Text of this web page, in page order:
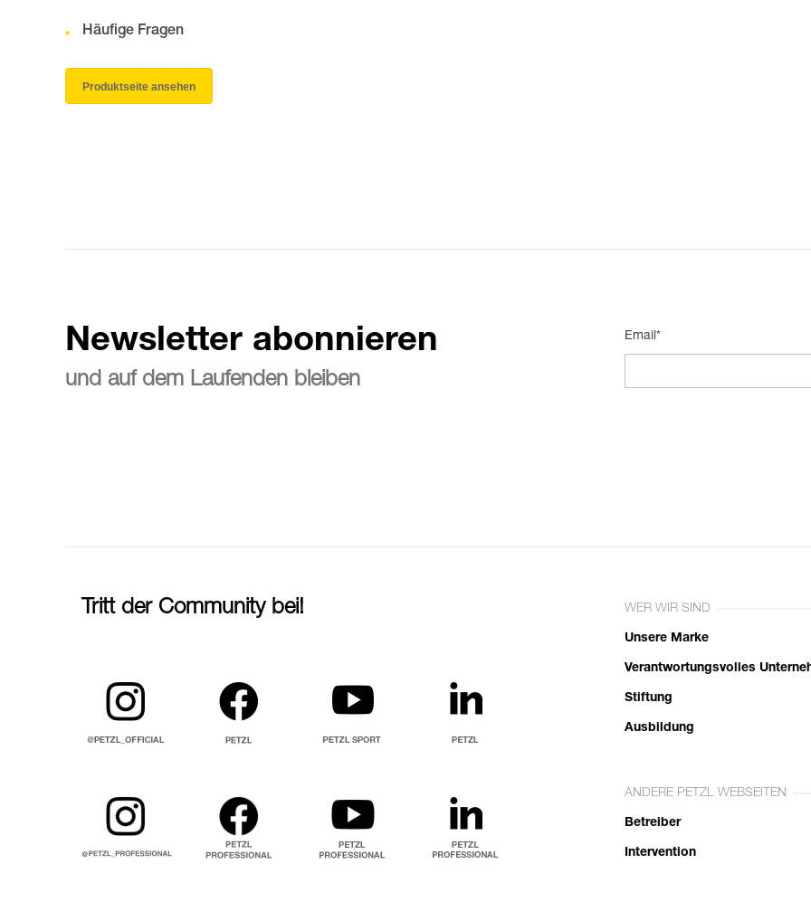
Häufige Fragen
Produktseite ansehen
Newsletter abonnieren
und auf dem Laufenden bleiben
Email*
Tritt der Community bei! WER WIR SIND
Unsere Marke
Verantwortungsvolles
Stiftung
Ausbildung
ANDERE PETZL WEBSEITEN
Betreiber
Intervention